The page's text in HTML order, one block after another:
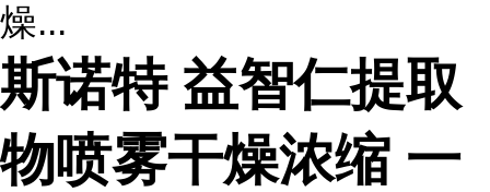
燥...
斯诺特 益智仁提取
物喷雾干燥浓缩 一